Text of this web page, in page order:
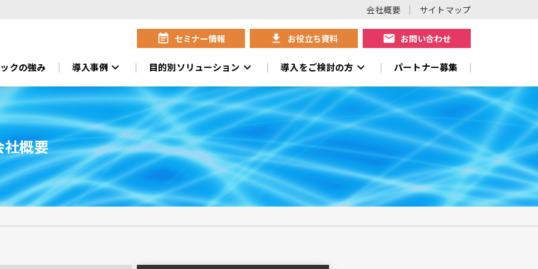
会社概要 サイトマップ
クの強み 導入事例 expand_more 目的別ソリューション expand_more 導入をご検討の方 expand_more パートナー募集
event_note セミナー情報 download お役立ち資料 mail お問い合わせ
社概要